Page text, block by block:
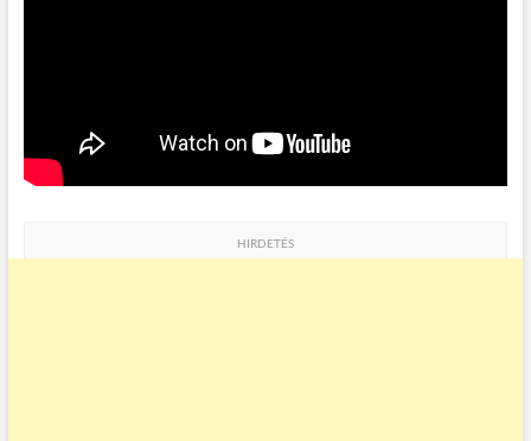
HIRDETÉS